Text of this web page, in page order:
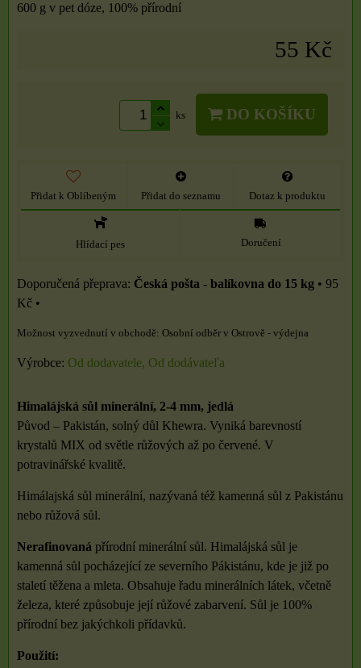
600 g v pet dóze, 100% přírodní
55 Kč
ks DO KOŠÍKU
Přidat k Oblíbeným Přidat do seznamu Dotaz k produktu
Hlídací pes Doručení
Česká pošta - balíkovna do 15 kg • 95
Kč •
Osobní odběr v Ostrově - výdejna
Výrobce: Od dodavatele, Od dodávateľa
Himalájská sůl minerální, 2-4 mm, jedlá
Původ – Pakistán, solný důl Khewra. Vyniká barevností
krystalů MIX od světle růžových až po červené. V
potravinářské kvalitě.
Himálajská sůl minerální, nazývaná též kamenná sůl z Pakistánu
nebo růžová sůl.
Nerafinovaná přírodní minerální sůl. Himalájská sůl je
kamenná sůl pocházející ze severního Pákistánu, kde je již po
staletí těžena a mleta. Obsahuje řadu minerálních látek, včetně
železa, které způsobuje její růžové zabarvení. Sůl je 100%
přírodní bez jakýchkoli přídavků.
Použití: